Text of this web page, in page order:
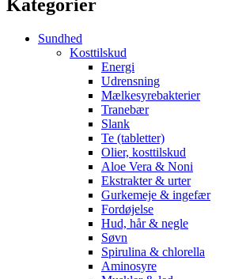
Kategorier
Sundhed
Kosttilskud
Energi
Udrensning
Mælkesyrebakterier
Tranebær
Slank
Te (tabletter)
Olier, kosttilskud
Aloe Vera & Noni
Ekstrakter & urter
Gurkemeje & ingefær
Fordøjelse
Hud, hår & negle
Søvn
Spirulina & chlorella
Aminosyre